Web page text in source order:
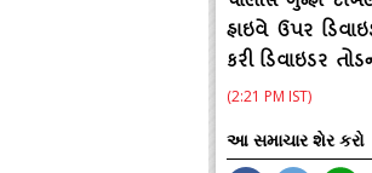
હાઇવે ઉપર
કરી ડિવાઇડર
(2:21 PM IST)
આ સમાચાર શેર કરો